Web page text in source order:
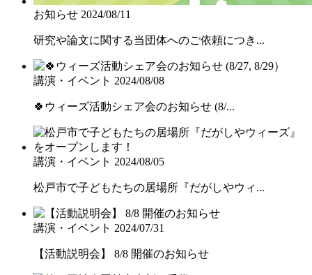
お知らせ 2024/08/11
研究や論文に関する当団体へのご依頼につき...
講演・イベント 2024/08/08
🍀ウィーズ活動シェア会のお知らせ (8/...
講演・イベント 2024/08/05
松戸市で子どもたちの居場所『だがしやウィ...
講演・イベント 2024/07/31
【活動説明会】 8/8 開催のお知らせ